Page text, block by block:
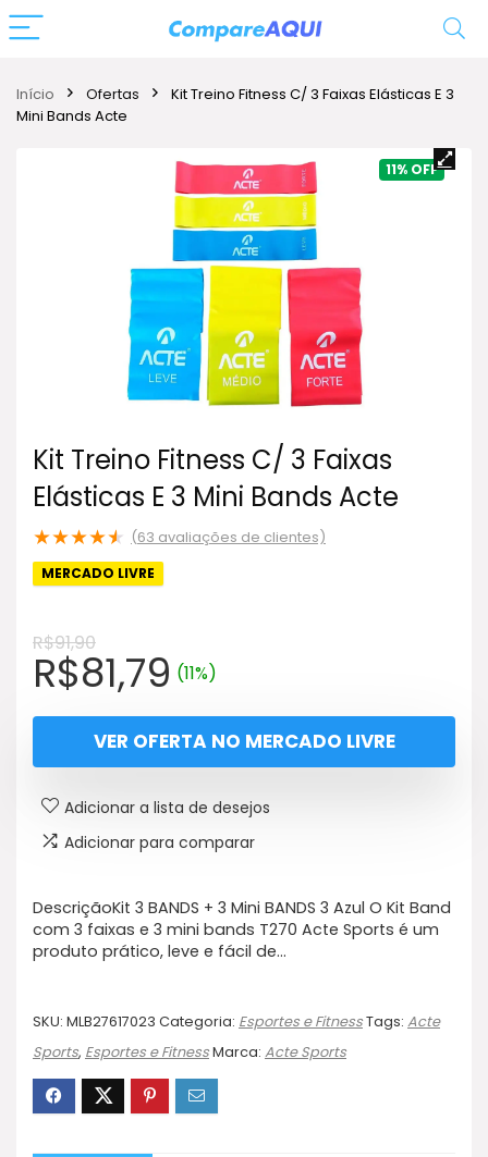
Início Ofertas
Kit Treino Fitness C/ 3 Faixas Elásticas E 3
Mini Bands Acte
11%
Kit Treino Fitness C/ 3 Faixas
Elásticas E 3 Mini Bands Acte
★★★★★ (63 avaliações de clientes)
MERCADO LIVRE
R$91,90
O
preço
original
era:
R$91,90.
R$81,79O
preço
atual
é:
R$81,79.
(11%)
VER OFERTA NO MERCADO LIVRE
Adicionar a lista de desejos
Adicionar para comparar
DescriçãoKit 3 BANDS + 3 Mini BANDS 3 Azul O Kit Band
com 3 faixas e 3 mini bands T270 Acte Sports é um
produto prático, leve e fácil de…
SKU: MLB27617023 Categoria: Esportes e FitnessTags: Acte
Sports, Esportes e FitnessMarca: Acte Sports